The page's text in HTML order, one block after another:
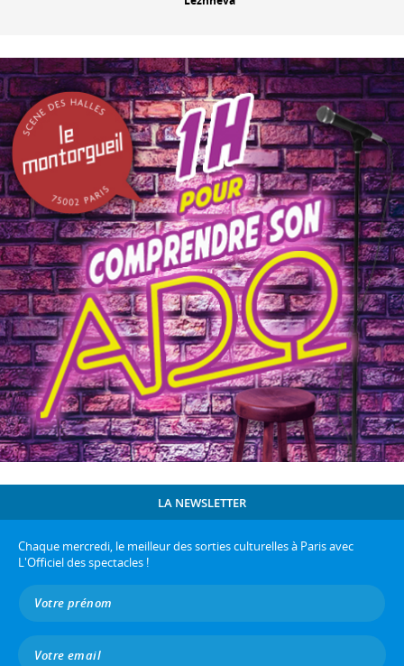
LA NEWSLETTER
Chaque mercredi, le meilleur des sorties culturelles à Paris avec
L'Officiel des spectacles !